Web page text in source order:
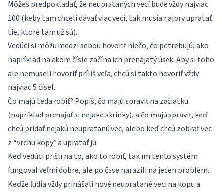
Môžeš predpokladať, že neuprataných vecí bude vždy najviac
100 (keby tam chceli dávať viac vecí, tak musia najprv upratať
tie, ktoré tam už sú).
Vedúci si môžu medzi sebou hovoriť niečo, čo potrebujú, ako
napríklad na akom čísle začína ich prenajatý úsek. Aby si toho
ale nemuseli hovoriť príliš veľa, chcú si takto hovoriť vždy
najviac 5 čísel.
Čo majú teda robiť? Popíš, čo majú spraviť na začiatku
(napríklad prenajať si nejaké skrinky), a čo majú spraviť, keď
chcú pridať nejakú neupratanú vec, alebo keď chcú zobrať vec
z “vrchu kopy” a upratať ju.
Keď vedúci prišli na to, ako to robiť, tak im tento systém
fungoval veľmi dobre, ale po čase narazili na jeden problém.
Keďže ľudia vždy prinášali nové neupratané veci na kopu a